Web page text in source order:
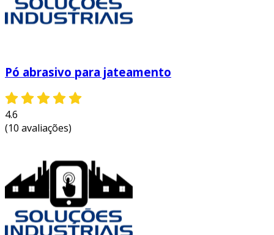
Pó abrasivo para jateamento
4.6
(10 avaliações)